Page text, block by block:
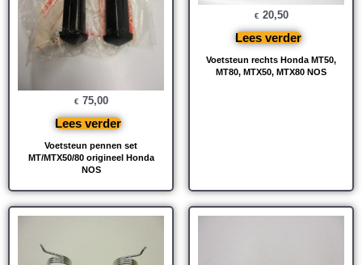
Voetsteun pennen set
MT/MTX50/80 origineel Honda
NOS
€ 75,00
Lees verder
Voetsteun rechts Honda MT50,
MT80, MTX50, MTX80 NOS
€ 20,50
Lees verder